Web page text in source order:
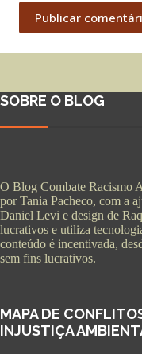
Publicar
SOBRE O BLOG
O Blog Combate Racismo
por Tania Pacheco, com a
Daniel Levi e design de
lucrativos e utiliza
conteúdo é incentivada,
sem fins lucrativos.
MAPA DE
INJUSTIÇA